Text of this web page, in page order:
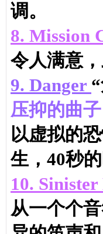
调。
8. Mission
令人满意
9. Danger
压抑的曲
以虚拟的
生，40秒
10. Sinister
从一个个